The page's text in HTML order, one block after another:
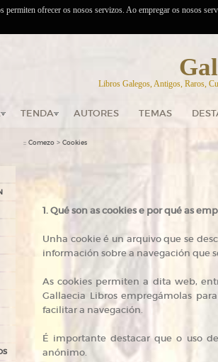
Libros Galegos, Antigos, Raros,
TENDA AUTORES TEMAS
:: Comezo > Cookies
1. Qué son as cookies e por qué as
Unha cookie é un arquivo que se
información sobre a navegación que
As cookies permiten a dita web,
Gallaecia Libros empregámolas
facilitar a navegación.
É importante destacar que o uso
anónimo.
permiten ofrecer os nosos servizos. Ao empregar os nosos